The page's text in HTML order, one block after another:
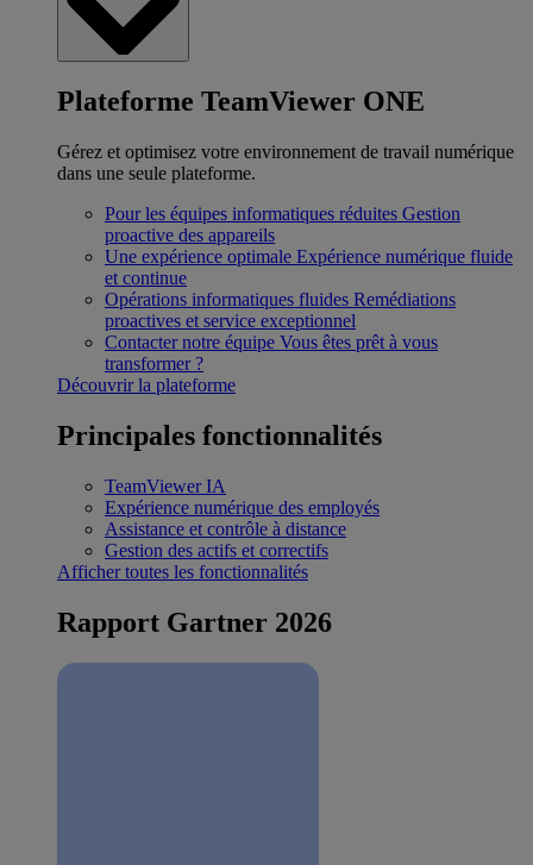
Plateforme TeamViewer ONE
Gérez et optimisez votre environnement de travail numérique
dans une seule plateforme.
Pour les équipes informatiques réduites Gestion
proactive des appareils
Une expérience optimale Expérience numérique fluide
et continue
Opérations informatiques fluides Remédiations
proactives et service exceptionnel
Contacter notre équipe Vous êtes prêt à vous
transformer ?
Découvrir la plateforme
Principales fonctionnalités
TeamViewer IA
Expérience numérique des employés
Assistance et contrôle à distance
Gestion des actifs et correctifs
Afficher toutes les fonctionnalités
Rapport Gartner 2026